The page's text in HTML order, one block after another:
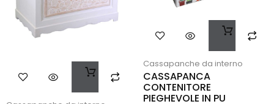
Cassapanche da interno
CASSAPANCA
CONTENITORE
PIEGHEVOLE IN PU